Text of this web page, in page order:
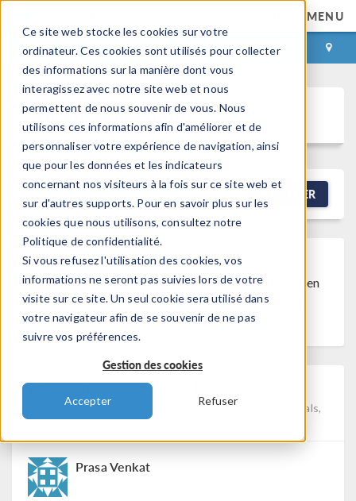
Ce site web stocke les cookies sur votre
ordinateur. Ces cookies sont utilisés pour collecter
des informations sur la manière dont vous
interagissez avec notre site web et nous
permettent de nous souvenir de vous. Nous
utilisons ces informations afin d'améliorer et de
personnaliser votre expérience de navigation, ainsi
que pour les données et les indicateurs
concernant nos visiteurs à la fois sur ce site web et
sur d'autres supports. Pour en savoir plus sur les
cookies que nous utilisons, consultez notre
Politique de confidentialité.
Si vous refusez l'utilisation des cookies, vos
informations ne seront pas suivies lors de votre
visite sur ce site. Un seul cookie sera utilisé dans
votre navigateur afin de se souvenir de ne pas
suivre vos préférences.
Gestion des cookies
Accepter Refuser
MENU
CONNEXION CONTACT
Discussion Forum
FILTRER
Discussion ClosedThis discussion was
created more than 6 months ago and has been
closed. To start a new discussion with a link
back to this one, click here.
Harmonic Gear Drive
Posted 12 nov. 2023, 15:02 UTC−5
Geometry, Materials,
Prasa Venkat